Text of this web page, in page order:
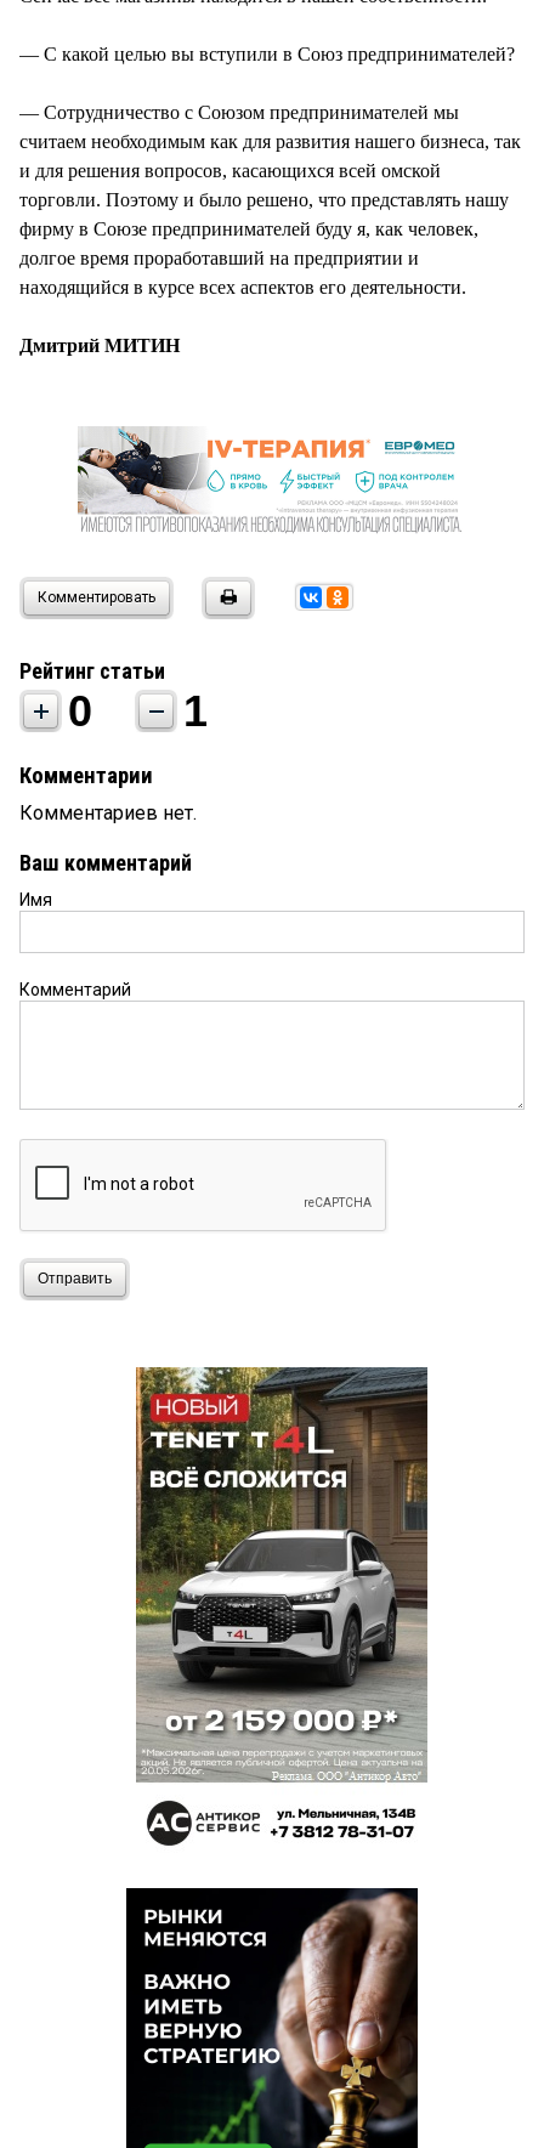
— С какой целью вы вступили в Союз предпринимателей?
— Сотрудничество с Союзом предпринимателей мы
считаем необходимым как для развития нашего бизнеса, так
и для решения вопросов, касающихся всей омской
торговли. Поэтому и было решено, что представлять нашу
фирму в Союзе предпринимателей буду я, как человек,
долгое время проработавший на предприятии и
находящийся в курсе всех аспектов его деятельности.
Дмитрий МИТИН
Комментировать
Рейтинг статьи
0 1
Комментарии
Комментариев нет.
Ваш комментарий
Имя
Комментарий
Отправить